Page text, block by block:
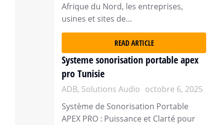
Afrique du Nord, les entreprises,
usines et sites de…
READ ARTICLE
Systeme sonorisation portable apex
pro Tunisie
ADB, Solutions Audio octobre 6, 2025
Système de Sonorisation Portable
APEX PRO : Puissance et Clarté pour